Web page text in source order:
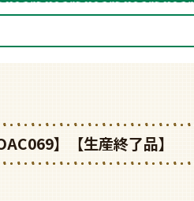
】【生産終了品】